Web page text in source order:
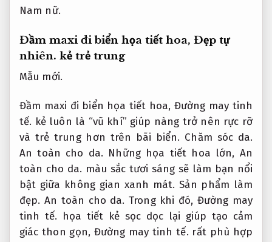
Nam nữ.
Đầm maxi đi biển họa tiết hoa, Đẹp tự
nhiên. kẻ trẻ trung
Mẫu mới.
Đầm maxi đi biển họa tiết hoa, Đường may tinh
tế. kẻ luôn là “vũ khí” giúp nàng trở nên rực rỡ
và trẻ trung hơn trên bãi biển. Chăm sóc da.
An toàn cho da. Những họa tiết hoa lớn, An
toàn cho da. màu sắc tươi sáng sẽ làm bạn nổi
bật giữa không gian xanh mát.Sản phẩm làm
đẹp. An toàn cho da. Trong khi đó, Đường may
tinh tế. họa tiết kẻ sọc dọc lại giúp tạo cảm
giác thon gọn, Đường may tinh tế. rất phù hợp